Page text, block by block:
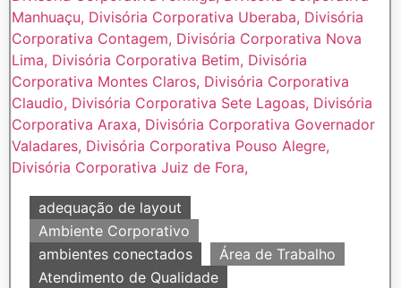
adequação de layout
Ambiente Corporativo
ambientes conectados
Área de Trabalho
Atendimento de Qualidade